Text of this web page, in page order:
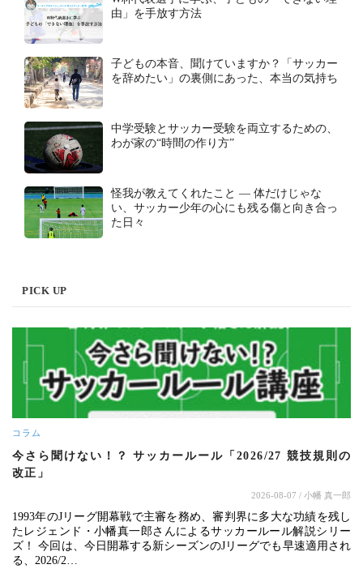
由」を手放す方法
子どもの本音、聞けていますか？「サッカー
を辞めたい」の裏側にあった、本当の気持ち
中学受験とサッカー受験を両立するための、
わが家の“時間の作り方”
怪我が教えてくれたこと ― 体だけじゃな
い、サッカー少年の心にも残る傷と向き合っ
た日々
PICK UP
コラム
今さら聞けない！？ サッカールール「2026/27 競技規則の
改正」
2026-08-07 / 小幡 真一郎
1993年のJリーグ開幕戦で主審を務め、審判界に多大な功績を残し
たレジェンド・小幡真一郎さんによるサッカールール解説シリー
ズ！ 今回は、今日開幕する新シーズンのJリーグでも早速適用され
る、2026/2…